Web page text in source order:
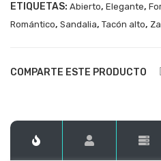
ETIQUETAS: Abierto, Elegante,
Romántico, Sandalia, Tacón alto,
COMPARTE ESTE PRODUCTO